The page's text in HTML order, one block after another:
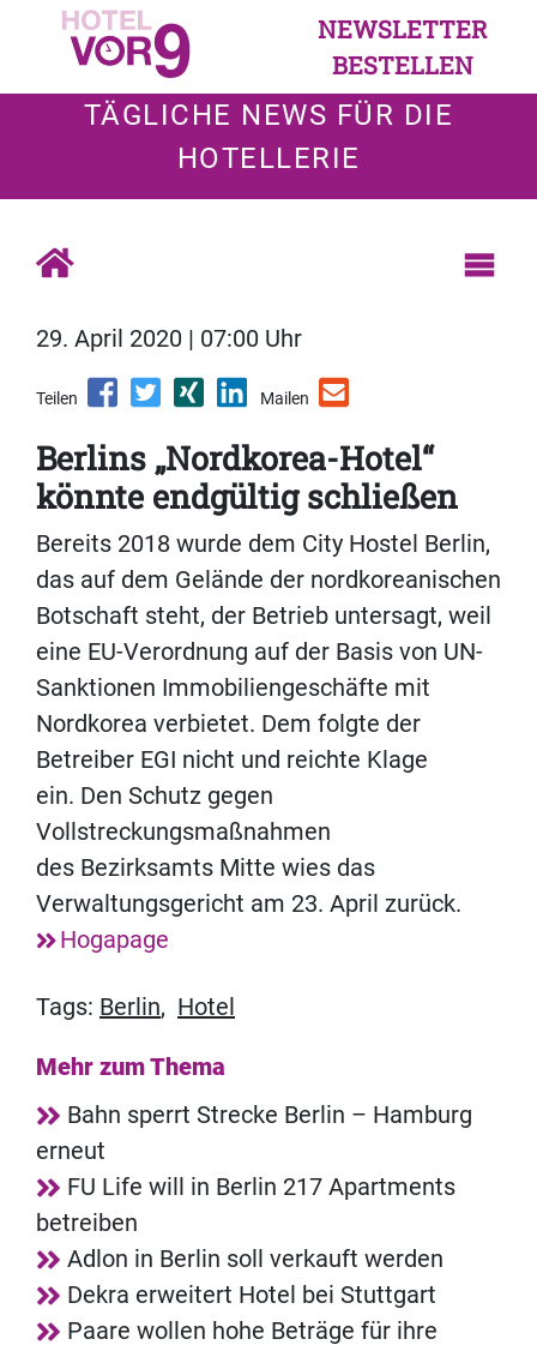
NEWSLETTER
BESTELLEN
TÄGLICHE NEWS FÜR DIE
HOTELLERIE
29. April 2020 | 07:00 Uhr
Teilen Mailen
Berlins „Nordkorea-Hotel“
könnte endgültig schließen
Bereits 2018 wurde dem City Hostel Berlin,
das auf dem Gelände der nordkoreanischen
Botschaft steht, der Betrieb untersagt, weil
eine EU-Verordnung auf der Basis von UN-
Sanktionen Immobiliengeschäfte mit
Nordkorea verbietet. Dem folgte der
Betreiber EGI nicht und reichte Klage
ein. Den Schutz gegen
Vollstreckungsmaßnahmen
des Bezirksamts Mitte wies das
Verwaltungsgericht am 23. April zurück.
Hogapage
Tags: Berlin, Hotel
Mehr zum Thema
Bahn sperrt Strecke Berlin – Hamburg
erneut
FU Life will in Berlin 217 Apartments
betreiben
Adlon in Berlin soll verkauft werden
Dekra erweitert Hotel bei Stuttgart
Paare wollen hohe Beträge für ihre